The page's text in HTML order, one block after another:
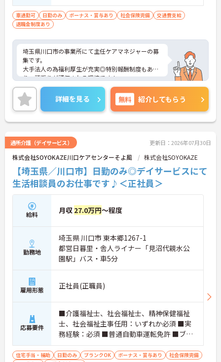
車通勤可 日勤のみ ボーナス・賞与あり 社会保険完備
交通費支給
退職金制度あり
埼玉県川口市の事業所にて主任ケアマネジャーの募
集です。
大手法人の為福利厚生が充実◎特別報酬制度もあ
り、頑張りが評価される環境です！
リフレッシュ休暇が年間17日とプライベートとの両
立も可能です。
ご興味のある方には、面接対策ポイントなどさらに
詳細をお話いたしますので、お気軽にご相談くださ
い。
詳細を見る 無料 紹介してもらう
通所介護（デイサービス） 更新日：2026年07月30日
株式会社SOYOKAZE川口ケアセンターそよ風 株式会社SOYOKAZE
【埼玉県／川口市】日勤のみ◎デイサービスにて
生活相談員のお仕事です♪＜正社員＞
給料 月収 27.0万円～程度
勤務地
埼玉県 川口市 東本郷1267-1
都営日暮里・舎人ライナー「見沼代親水公
園駅」バス・車5分
雇用形態 正社員(正職員)
応募要件
■介護福祉士、社会福祉士、精神保健福祉
士、社会福祉主事任用：いずれか必須 ■実
務経験：必須 ■普通自動車運転免許 ■ブラ
ンク可
住宅手当・補助 日勤のみ ブランクOK ボーナス・賞与あり
社会保険完備